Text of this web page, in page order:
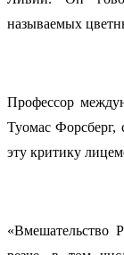
называемых
Профессор
Туомас Форсберг,
эту критику
«Вмешательство